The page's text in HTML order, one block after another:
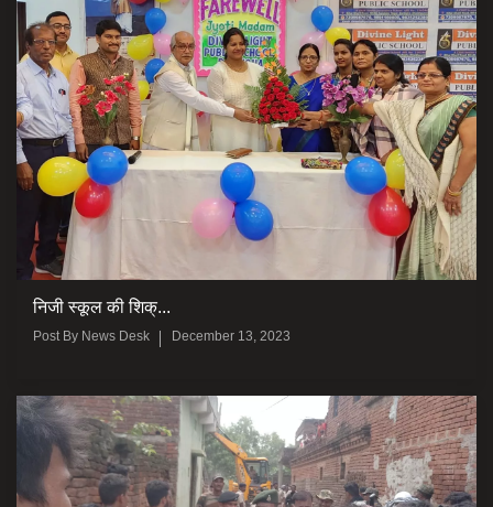
निजी स्कूल की शिक्...
Post By News Desk December 13, 2023